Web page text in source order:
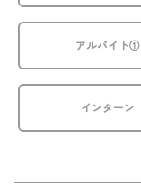
アルバイト①
インターン